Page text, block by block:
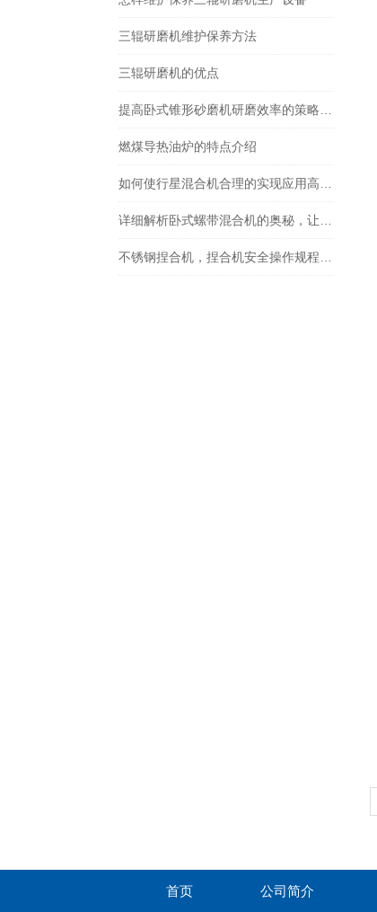
三辊研磨机维护保养方法
三辊研磨机的优点
燃煤导热油炉的特点介绍
首页 公司简介